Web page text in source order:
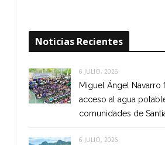
Noticias Recientes
6 JULIO, 2026
Miguel Ángel Navarro
acceso al agua
comunidades de
6 JULIO, 2026